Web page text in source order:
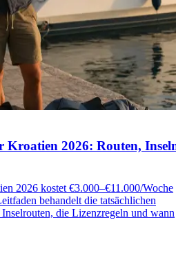
2026: Routen,
2026 kostet €3.000–€11.000/Woche
behandelt die tatsächlichen
Inselrouten, die Lizenzregeln und wann